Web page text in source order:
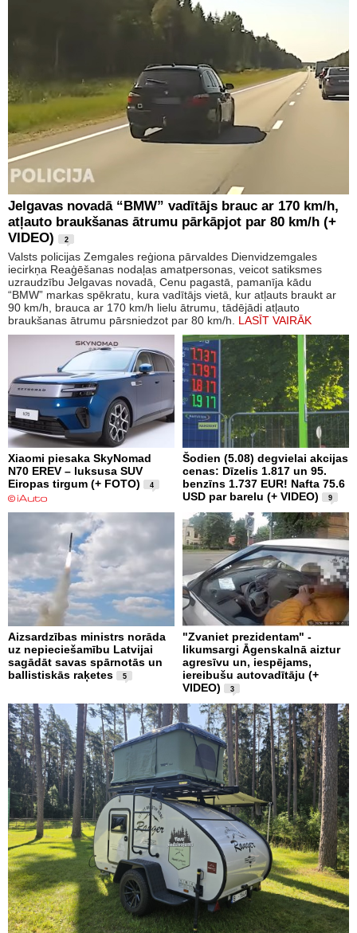
Jelgavas novadā “BMW” vadītājs brauc ar 170 km/h,
atļauto braukšanas ātrumu pārkāpjot par 80 km/h (+
VIDEO)
2
Valsts policijas Zemgales reģiona pārvaldes Dienvidzemgales
iecirkņa Reaģēšanas nodaļas amatpersonas, veicot satiksmes
uzraudzību Jelgavas novadā, Cenu pagastā, pamanīja kādu
“BMW” markas spēkratu, kura vadītājs vietā, kur atļauts braukt ar
90 km/h, brauca ar 170 km/h lielu ātrumu, tādējādi atļauto
braukšanas ātrumu pārsniedzot par 80 km/h. LASĪT VAIRĀK
Xiaomi piesaka SkyNomad
N70 EREV – luksusa SUV
Eiropas tirgum (+ FOTO)
4
Šodien (5.08) degvielai akcijas
cenas: Dīzelis 1.817 un 95.
benzīns 1.737 EUR! Nafta 75.6
USD par barelu (+ VIDEO)
9
Aizsardzības ministrs norāda
uz nepieciešamību Latvijai
sagādāt savas spārnotās un
ballistiskās raķetes
5
"Zvaniet prezidentam" -
likumsargi Āgenskalnā aiztur
agresīvu un, iespējams,
iereibušu autovadītāju (+
VIDEO)
3